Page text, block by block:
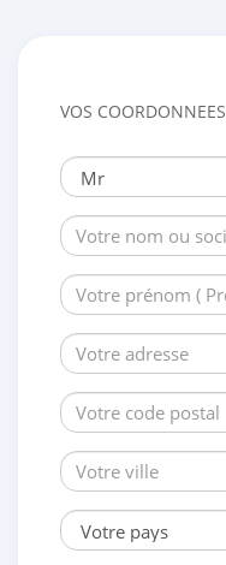
VOS COORDONNEES